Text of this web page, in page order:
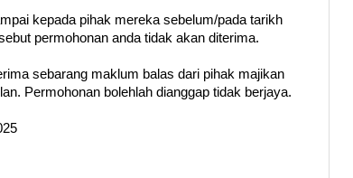
kepada pihak mereka sebelum/pada tarikh
permohonan anda tidak akan diterima.
sebarang maklum balas dari pihak majikan
Permohonan bolehlah dianggap tidak berjaya.